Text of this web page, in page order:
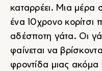
καταρρέει. Μια μέρα
ένα 10χρονο κορίτσι
αδέσποτη γάτα. Οι
φαίνεται να
φροντίδα μιας ακόμα